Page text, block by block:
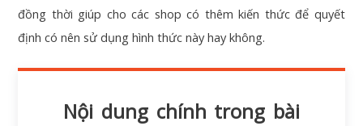
đồng thời giúp cho các shop có thêm kiến thức để quyết
định có nên sử dụng hình thức này hay không.
Nội dung chính trong bài